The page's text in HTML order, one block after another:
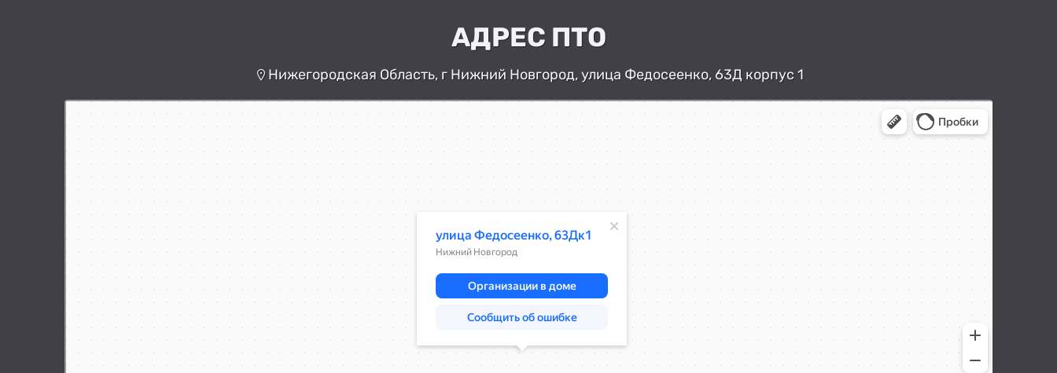
АДРЕС ПТО
Нижегородская Область, г Нижний Новгород, улица Федосеенко, 63Д корпус 1